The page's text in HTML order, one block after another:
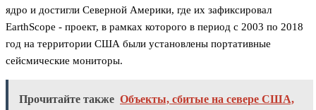
ядро и достигли Северной Америки, где их зафиксировал
EarthScope - проект, в рамках которого в период с 2003 по 2018
год на территории США были установлены портативные
сейсмические мониторы.
Прочитайте также Объекты, сбитые на севере США,